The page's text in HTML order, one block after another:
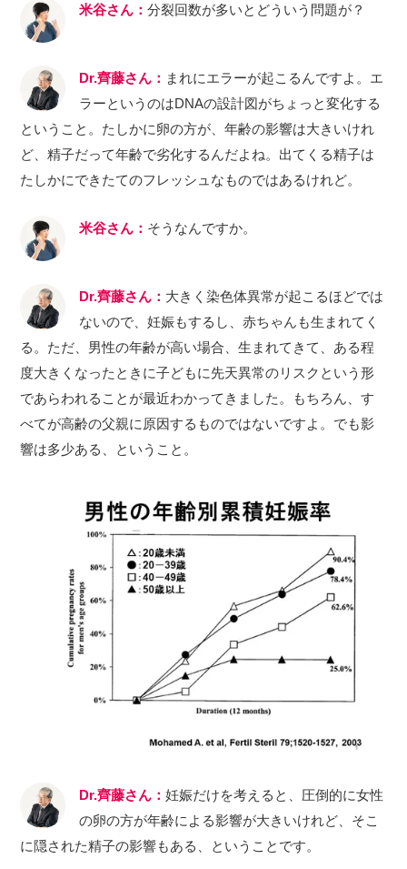
米谷さん：分裂回数が多いとどういう問題が？
Dr.齊藤さん： まれにエラーが起こるんですよ。エ
ラーというのはDNAの設計図がちょっと変化する
ということ。たしかに卵の方が、年齢の影響は大きいけれ
ど、精子だって年齢で劣化するんだよね。出てくる精子は
たしかにできたてのフレッシュなものではあるけれど。
米谷さん： そうなんですか。
Dr.齊藤さん： 大きく染色体異常が起こるほどでは
ないので、妊娠もするし、赤ちゃんも生まれてく
る。ただ、男性の年齢が高い場合、生まれてきて、ある程
度大きくなったときに子どもに先天異常のリスクという形
であらわれることが最近わかってきました。もちろん、す
べてが高齢の父親に原因するものではないですよ。でも影
響は多少ある、ということ。
Dr.齊藤さん：妊娠だけを考えると、圧倒的に女性
の卵の方が年齢による影響が大きいけれど、そこ
に隠された精子の影響もある、ということです。